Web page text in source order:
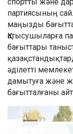
спортты және
партиясының
маңызды
Қатысушыларға
бағыттары
әділетті
дамытуға және
бағытталғаны